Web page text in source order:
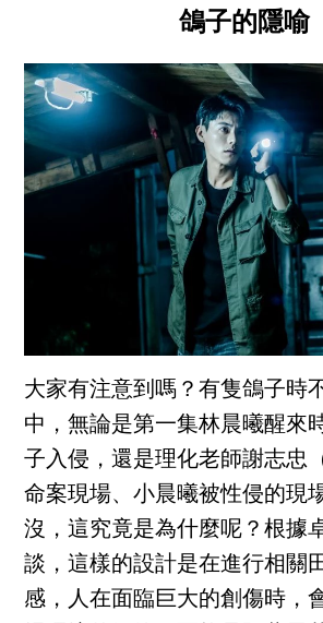
鴿子的隱喻
大家有注意到嗎？有隻鴿子時
中，無論是第一集林晨曦醒來
子入侵，還是理化老師謝志忠
命案現場、小晨曦被性侵的現
沒，這究竟是為什麼呢？根據
談，這樣的設計是在進行相關
感，人在面臨巨大的創傷時，